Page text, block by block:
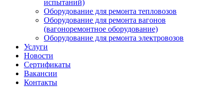
испытаний)
Оборудование для ремонта тепловозов
Оборудование для ремонта вагонов
(вагоноремонтное оборудование)
Оборудование для ремонта электровозов
Услуги
Новости
Сертификаты
Вакансии
Контакты